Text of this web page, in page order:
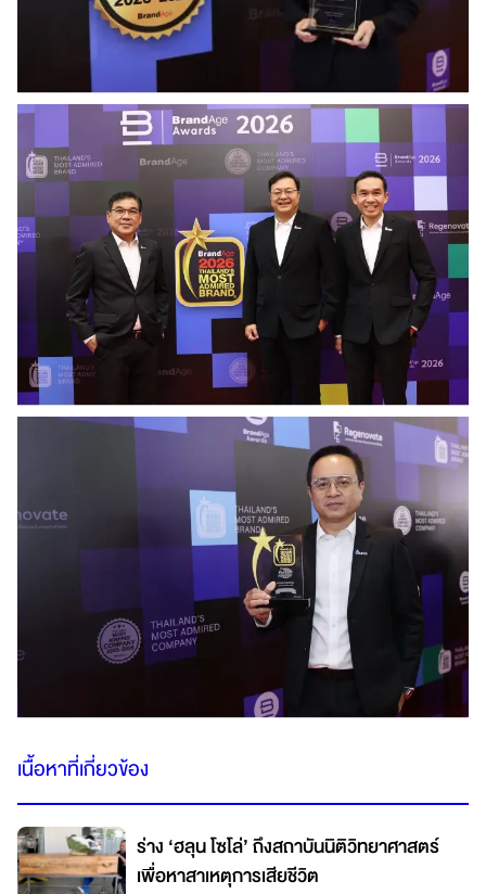
เนื้อหาที่เกี่ยวข้อง
ร่าง ‘ฮลุน โซโล่’ ถึงสถาบันนิติวิทยาศาสตร์
เพื่อหาสาเหตุการเสียชีวิต